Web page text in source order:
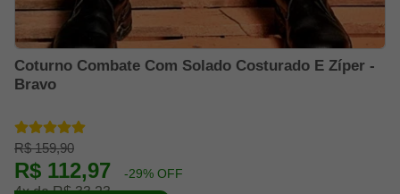
Coturno Combate Com Solado Costurado E Zíper -
Bravo
R$ 159,90
R$ 112,97 -29% OFF